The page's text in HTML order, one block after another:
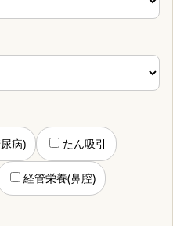
病) たん吸引
経管栄養(鼻腔)